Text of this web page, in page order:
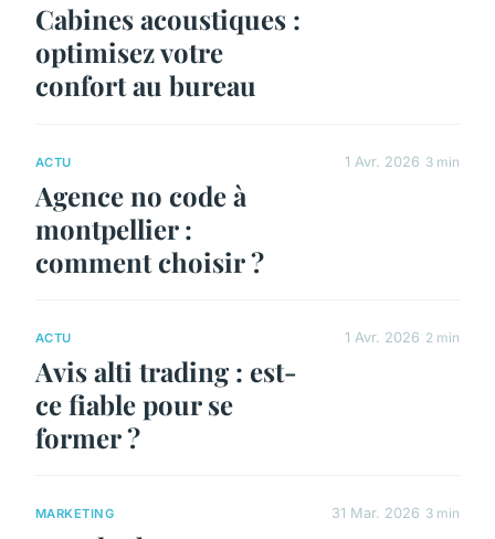
Cabines acoustiques :
optimisez votre
confort au bureau
ACTU
Agence no code à
montpellier :
comment choisir ?
1 Avr. 2026 3 min
ACTU
Avis alti trading : est-
ce fiable pour se
former ?
1 Avr. 2026 2 min
MARKETING 31 Mar. 2026 3 min